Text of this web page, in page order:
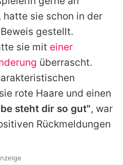
sie schon in der
gestellt.
sie mit einer
überrascht.
rote Haare und einen
steht dir so gut", war
Rückmeldungen